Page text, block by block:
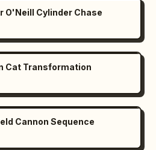
Cylinder Chase
Cat Transformation
Cannon Sequence